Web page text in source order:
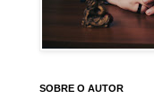
SOBRE O AUTOR